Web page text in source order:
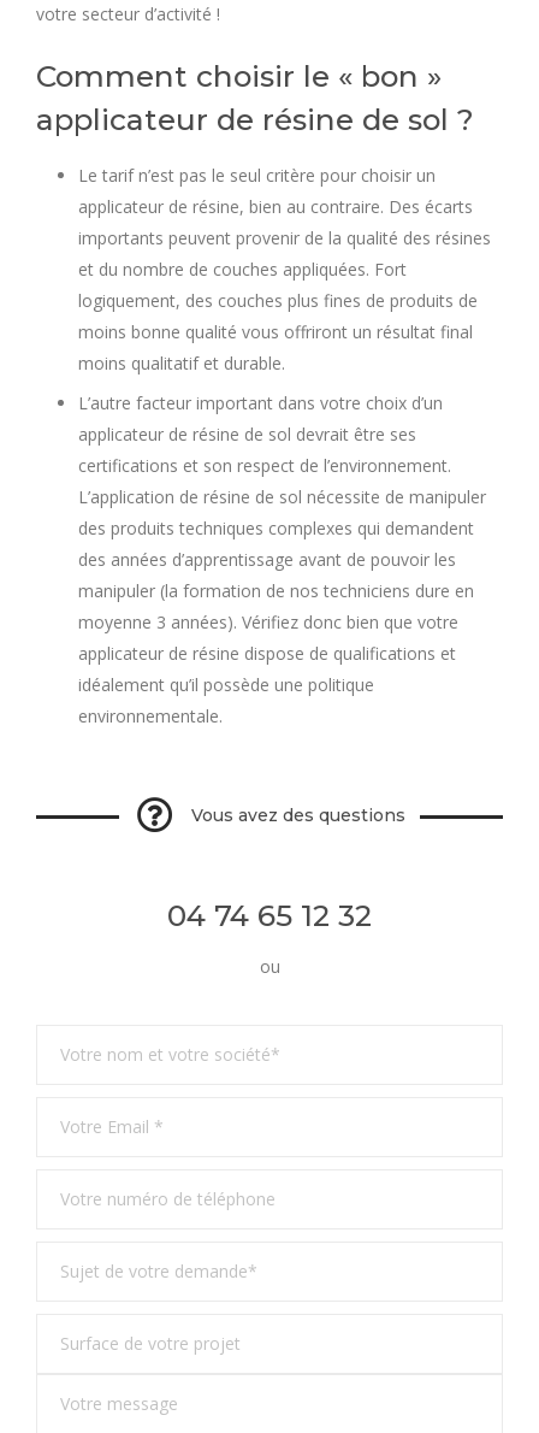
votre secteur d’activité !
Comment choisir le « bon »
applicateur de résine de sol ?
Le tarif n’est pas le seul critère pour choisir un
applicateur de résine, bien au contraire. Des écarts
importants peuvent provenir de la qualité des résines
et du nombre de couches appliquées. Fort
logiquement, des couches plus fines de produits de
moins bonne qualité vous offriront un résultat final
moins qualitatif et durable.
L’autre facteur important dans votre choix d’un
applicateur de résine de sol devrait être ses
certifications et son respect de l’environnement.
L’application de résine de sol nécessite de manipuler
des produits techniques complexes qui demandent
des années d’apprentissage avant de pouvoir les
manipuler (la formation de nos techniciens dure en
moyenne 3 années). Vérifiez donc bien que votre
applicateur de résine dispose de qualifications et
idéalement qu’il possède une politique
environnementale.
Vous avez des questions
04 74 65 12 32
ou